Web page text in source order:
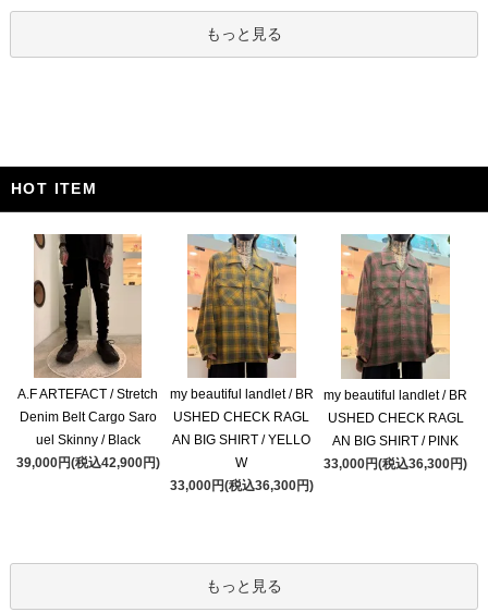
もっと見る
HOT ITEM
A.F ARTEFACT / Stretch
Denim Belt Cargo Saro
uel Skinny / Black
39,000円(税込42,900円)
my beautiful landlet / BR
USHED CHECK RAGL
AN BIG SHIRT / YELLO
W
33,000円(税込36,300円)
my beautiful landlet / BR
USHED CHECK RAGL
AN BIG SHIRT / PINK
33,000円(税込36,300円)
もっと見る